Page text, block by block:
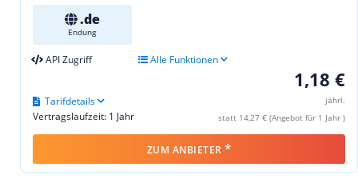
.de
Endung
API Zugriff Alle Funktionen
1,18 €
jährl.
statt 14,27 € (Angebot für 1 Jahr )
Vertragslaufzeit: 1 Jahr
Tarifdetails
ZUM ANBIETER *